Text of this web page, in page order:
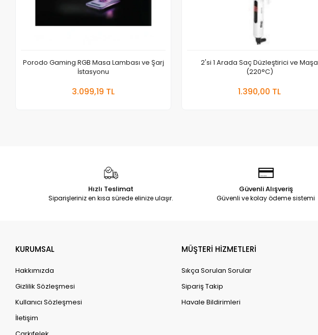
Porodo Gaming RGB Masa Lambası ve Şarj
İstasyonu
3.099,19 TL
2'si 1 Arada Saç Düzleştirici ve Maşa
(220°C)
1.390,00 TL
Hızlı Teslimat
Siparişleriniz en kısa sürede elinize ulaşır.
Güvenli Alışveriş
Güvenli ve kolay ödeme sistemi
KURUMSAL
Hakkımızda
Gizlilik Sözleşmesi
Kullanıcı Sözleşmesi
İletişim
MÜŞTERİ HİZMETLERİ
Sıkça Sorulan Sorular
Sipariş Takip
Havale Bildirimleri